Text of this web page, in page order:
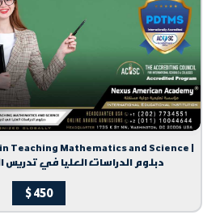
Teaching Mathematics and Science |
دبلوم الدراسات العليا في تدريس
$450